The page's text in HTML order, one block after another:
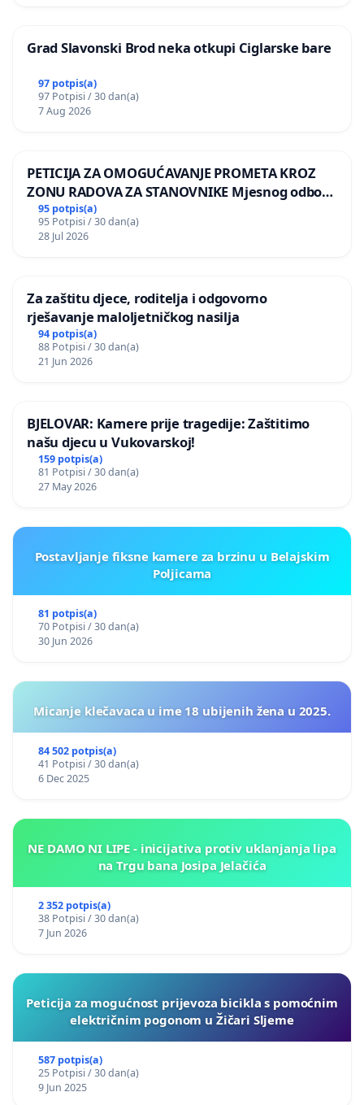
Grad Slavonski Brod neka otkupi Ciglarske bare
97 potpis(a)
97 Potpisi / 30 dan(a)
7 Aug 2026
PETICIJA ZA OMOGUĆAVANJE PROMETA KROZ
ZONU RADOVA ZA STANOVNIKE Mjesnog odbora
Kamensko i Lemić Brdo
95 potpis(a)
95 Potpisi / 30 dan(a)
28 Jul 2026
Za zaštitu djece, roditelja i odgovorno
rješavanje maloljetničkog nasilja
94 potpis(a)
88 Potpisi / 30 dan(a)
21 Jun 2026
BJELOVAR: Kamere prije tragedije: Zaštitimo
našu djecu u Vukovarskoj!
159 potpis(a)
81 Potpisi / 30 dan(a)
27 May 2026
Postavljanje fiksne kamere za brzinu u Belajskim
Poljicama
81 potpis(a)
70 Potpisi / 30 dan(a)
30 Jun 2026
Micanje klečavaca u ime 18 ubijenih žena u 2025.
84 502 potpis(a)
41 Potpisi / 30 dan(a)
6 Dec 2025
NE DAMO NI LIPE - inicijativa protiv uklanjanja lipa
na Trgu bana Josipa Jelačića
2 352 potpis(a)
38 Potpisi / 30 dan(a)
7 Jun 2026
Peticija za mogućnost prijevoza bicikla s pomoćnim
električnim pogonom u Žičari Sljeme
587 potpis(a)
25 Potpisi / 30 dan(a)
9 Jun 2025